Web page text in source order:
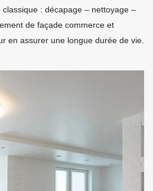
: décapage – nettoyage –
de façade commerce et
en assurer une longue durée de vie.